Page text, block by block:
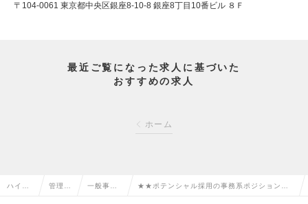
〒104-0061 東京都中央区銀座8-10-8 銀座8丁目10番ビル ８Ｆ
最近ご覧になった求人に基づいた
おすすめの求人
ホーム
ハイク 管理部 一般事 ★★ポテンシャル採用の事務系ポジション／英